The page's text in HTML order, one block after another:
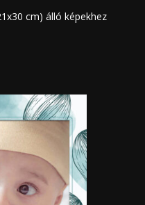
cm) álló képekhez